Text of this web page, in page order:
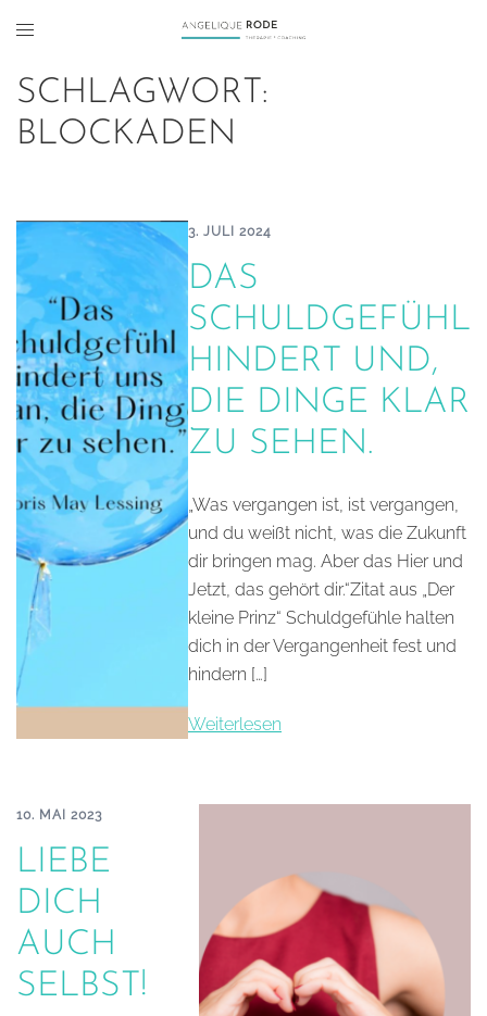
SCHLAGWORT:
BLOCKADEN
3. JULI 2024
DAS
SCHULDGEFÜHL
HINDERT UND,
DIE DINGE KLAR
ZU SEHEN.
„Was vergangen ist, ist vergangen,
und du weißt nicht, was die Zukunft
dir bringen mag. Aber das Hier und
Jetzt, das gehört dir.“Zitat aus „Der
kleine Prinz“ Schuldgefühle halten
dich in der Vergangenheit fest und
hindern […]
Weiterlesen
10. MAI 2023
LIEBE
DICH
AUCH
SELBST!